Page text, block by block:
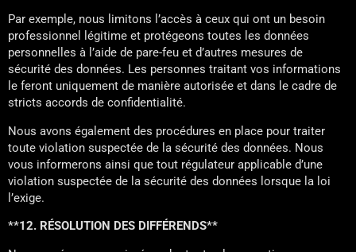
Par exemple, nous limitons l’accès à ceux qui ont un besoin
professionnel légitime et protégeons toutes les données
personnelles à l’aide de pare-feu et d’autres mesures de
sécurité des données. Les personnes traitant vos informations
le feront uniquement de manière autorisée et dans le cadre de
stricts accords de confidentialité.
Nous avons également des procédures en place pour traiter
toute violation suspectée de la sécurité des données. Nous
vous informerons ainsi que tout régulateur applicable d’une
violation suspectée de la sécurité des données lorsque la loi
l’exige.
**12. RÉSOLUTION DES DIFFÉRENDS**